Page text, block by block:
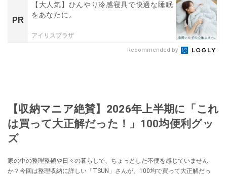
PR
【大人気】ひんやり冷感寝具で快適な睡眠
をあなたに。
アイリスプラザ
Recommended by
【収納マニア絶賛】2026年上半期に「これ
は買って大正解だった！」100均便利グッ
ズ
家の中の整理整頓や日々の暮らしで、ちょっとした不便を感じていません
か？今回は整理収納に詳しい「TSUN」さんが、100均で買って大正解だっ